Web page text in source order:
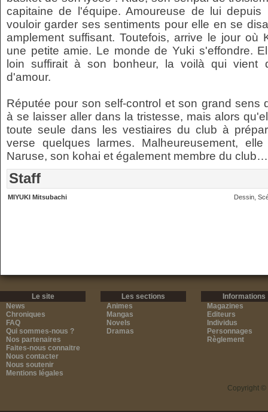
capitaine de l'équipe. Amoureuse de lui
vouloir garder ses sentiments pour elle en se
amplement suffisant. Toutefois, arrive le jour où
une petite amie. Le monde de Yuki s'effondre.
loin suffirait à son bonheur, la voilà qui vient
d'amour.
Réputée pour son self-control et son grand sens
à se laisser aller dans la tristesse, mais alors
toute seule dans les vestiaires du club à
verse quelques larmes. Malheureusement,
Naruse, son kohai et également membre du club…
Staff
MIYUKI Mitsubachi Dessin,
Le site
News
Chroniques
FAQ
Qui sommes-nous ?
Nos partenaires
Faites-nous connaitre
Nous contacter
Nous soutenir
Mentions légales
Les sections
Animes
Mangas
Novels
Dramas
Informations
Magazines
Editeurs
Individus
Personnages
Règlement
Copyright ©